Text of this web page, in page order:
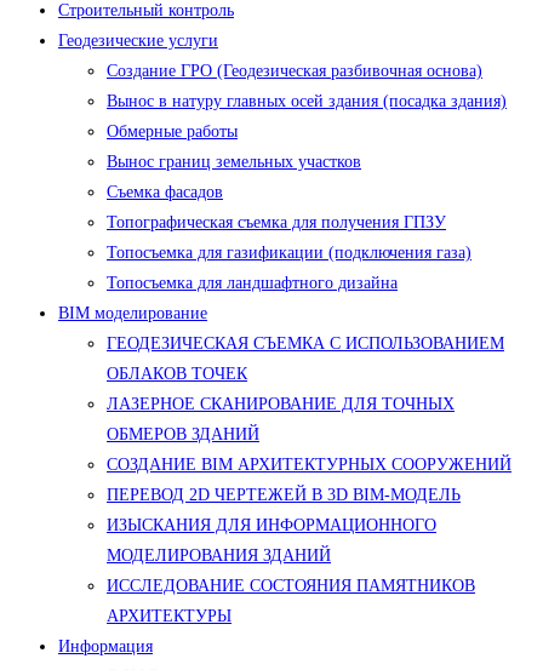
Строительный контроль
Геодезические услуги
Создание ГРО (Геодезическая разбивочная основа)
Вынос в натуру главных осей здания (посадка здания)
Обмерные работы
Вынос границ земельных участков
Съемка фасадов
Топографическая съемка для получения ГПЗУ
Топосъемка для газификации (подключения газа)
Топосъемка для ландшафтного дизайна
BIM моделирование
ГЕОДЕЗИЧЕСКАЯ СЪЕМКА С ИСПОЛЬЗОВАНИЕМ
ОБЛАКОВ ТОЧЕК
ЛАЗЕРНОЕ СКАНИРОВАНИЕ ДЛЯ ТОЧНЫХ
ОБМЕРОВ ЗДАНИЙ
СОЗДАНИЕ BIM АРХИТЕКТУРНЫХ СООРУЖЕНИЙ
ПЕРЕВОД 2D ЧЕРТЕЖЕЙ В 3D BIM-МОДЕЛЬ
ИЗЫСКАНИЯ ДЛЯ ИНФОРМАЦИОННОГО
МОДЕЛИРОВАНИЯ ЗДАНИЙ
ИССЛЕДОВАНИЕ СОСТОЯНИЯ ПАМЯТНИКОВ
АРХИТЕКТУРЫ
Информация